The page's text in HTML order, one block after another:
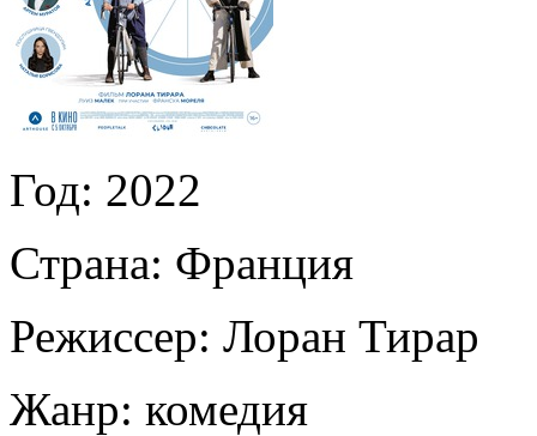
Год: 2022
Страна: Франция
Режиссер: Лоран Тирар
Жанр: комедия